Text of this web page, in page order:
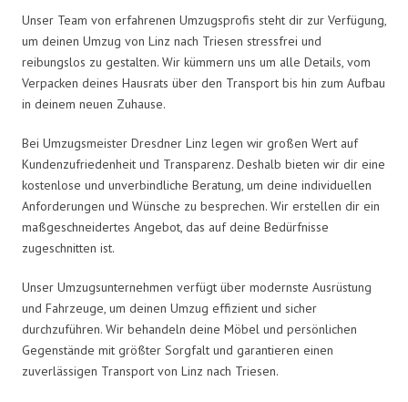
Unser Team von erfahrenen Umzugsprofis steht dir zur Verfügung,
um deinen Umzug von Linz nach Triesen stressfrei und
reibungslos zu gestalten. Wir kümmern uns um alle Details, vom
Verpacken deines Hausrats über den Transport bis hin zum Aufbau
in deinem neuen Zuhause.
Bei Umzugsmeister Dresdner Linz legen wir großen Wert auf
Kundenzufriedenheit und Transparenz. Deshalb bieten wir dir eine
kostenlose und unverbindliche Beratung, um deine individuellen
Anforderungen und Wünsche zu besprechen. Wir erstellen dir ein
maßgeschneidertes Angebot, das auf deine Bedürfnisse
zugeschnitten ist.
Unser Umzugsunternehmen verfügt über modernste Ausrüstung
und Fahrzeuge, um deinen Umzug effizient und sicher
durchzuführen. Wir behandeln deine Möbel und persönlichen
Gegenstände mit größter Sorgfalt und garantieren einen
zuverlässigen Transport von Linz nach Triesen.